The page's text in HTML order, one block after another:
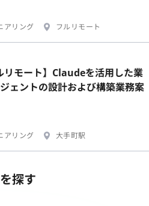
アリング
フルリモート
リモート】Claudeを活用した業
ェントの設計および構築業務案
アリング
大手町駅
探す